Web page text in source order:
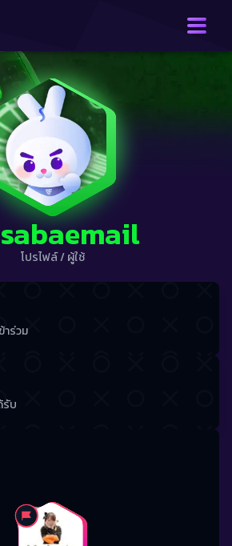
โปรไฟล์/ผู้ใช้
าร่วม
รับ